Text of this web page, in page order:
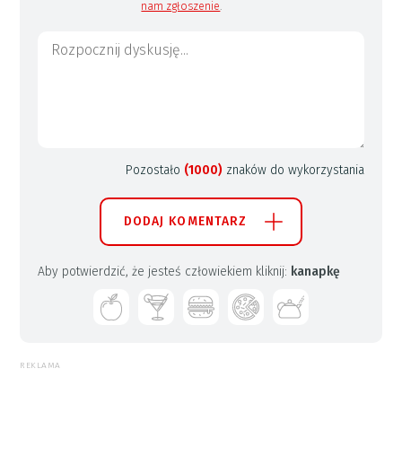
nam zgłoszenie.
Pozostało (1000) znaków do wykorzystania
DODAJ KOMENTARZ
Aby potwierdzić, że jesteś człowiekiem kliknij: kanapkę
REKLAMA